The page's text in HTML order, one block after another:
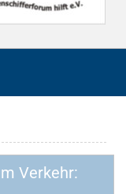
Verkehr: